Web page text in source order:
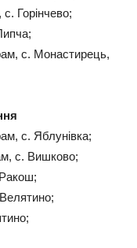
Горінчево;
с. Монастирець,
с. Яблунівка;
с. Вишково;